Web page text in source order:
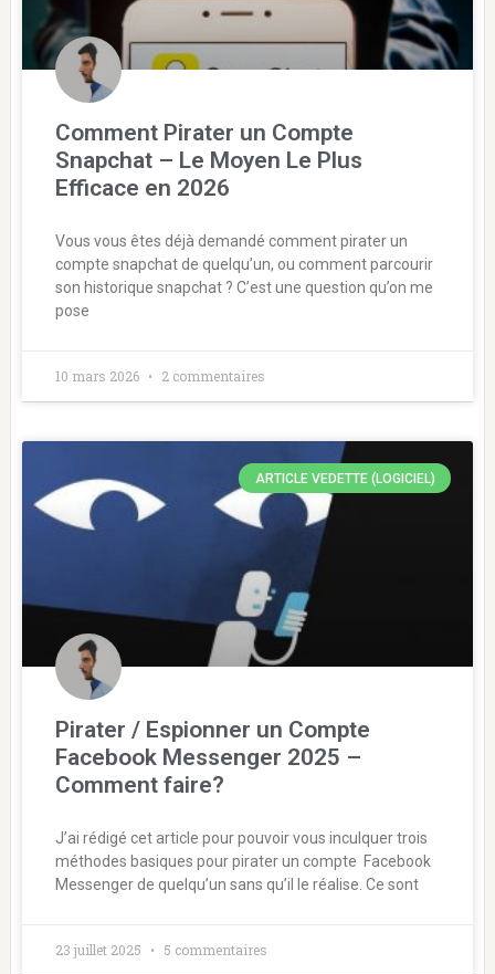
Comment Pirater un Compte
Snapchat – Le Moyen Le Plus
Efficace en 2026
Vous vous êtes déjà demandé comment pirater un
compte snapchat de quelqu’un, ou comment parcourir
son historique snapchat ? C’est une question qu’on me
pose
10 mars 2026 2 commentaires
ARTICLE VEDETTE (LOGICIEL)
Pirater / Espionner un Compte
Facebook Messenger 2025 –
Comment faire?
J’ai rédigé cet article pour pouvoir vous inculquer trois
méthodes basiques pour pirater un compte Facebook
Messenger de quelqu’un sans qu’il le réalise. Ce sont
23 juillet 2025 5 commentaires